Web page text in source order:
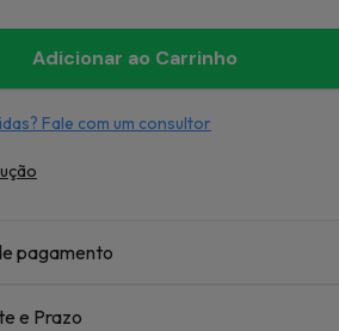
Fale com um consultor
pagamento
e Prazo